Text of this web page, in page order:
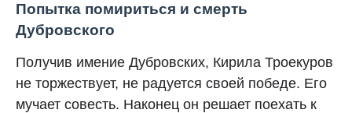
Попытка помириться и смерть
Дубровского
Получив имение Дубровских, Кирила Троекуров
не торжествует, не радуется своей победе. Его
мучает совесть. Наконец он решает поехать к